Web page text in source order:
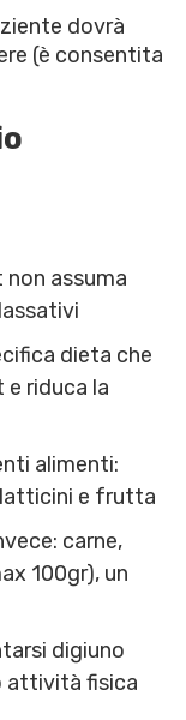
dovrà
(è consentita
assuma
dieta che
riduca la
alimenti:
e frutta
carne,
100gr), un
digiuno
attività fisica